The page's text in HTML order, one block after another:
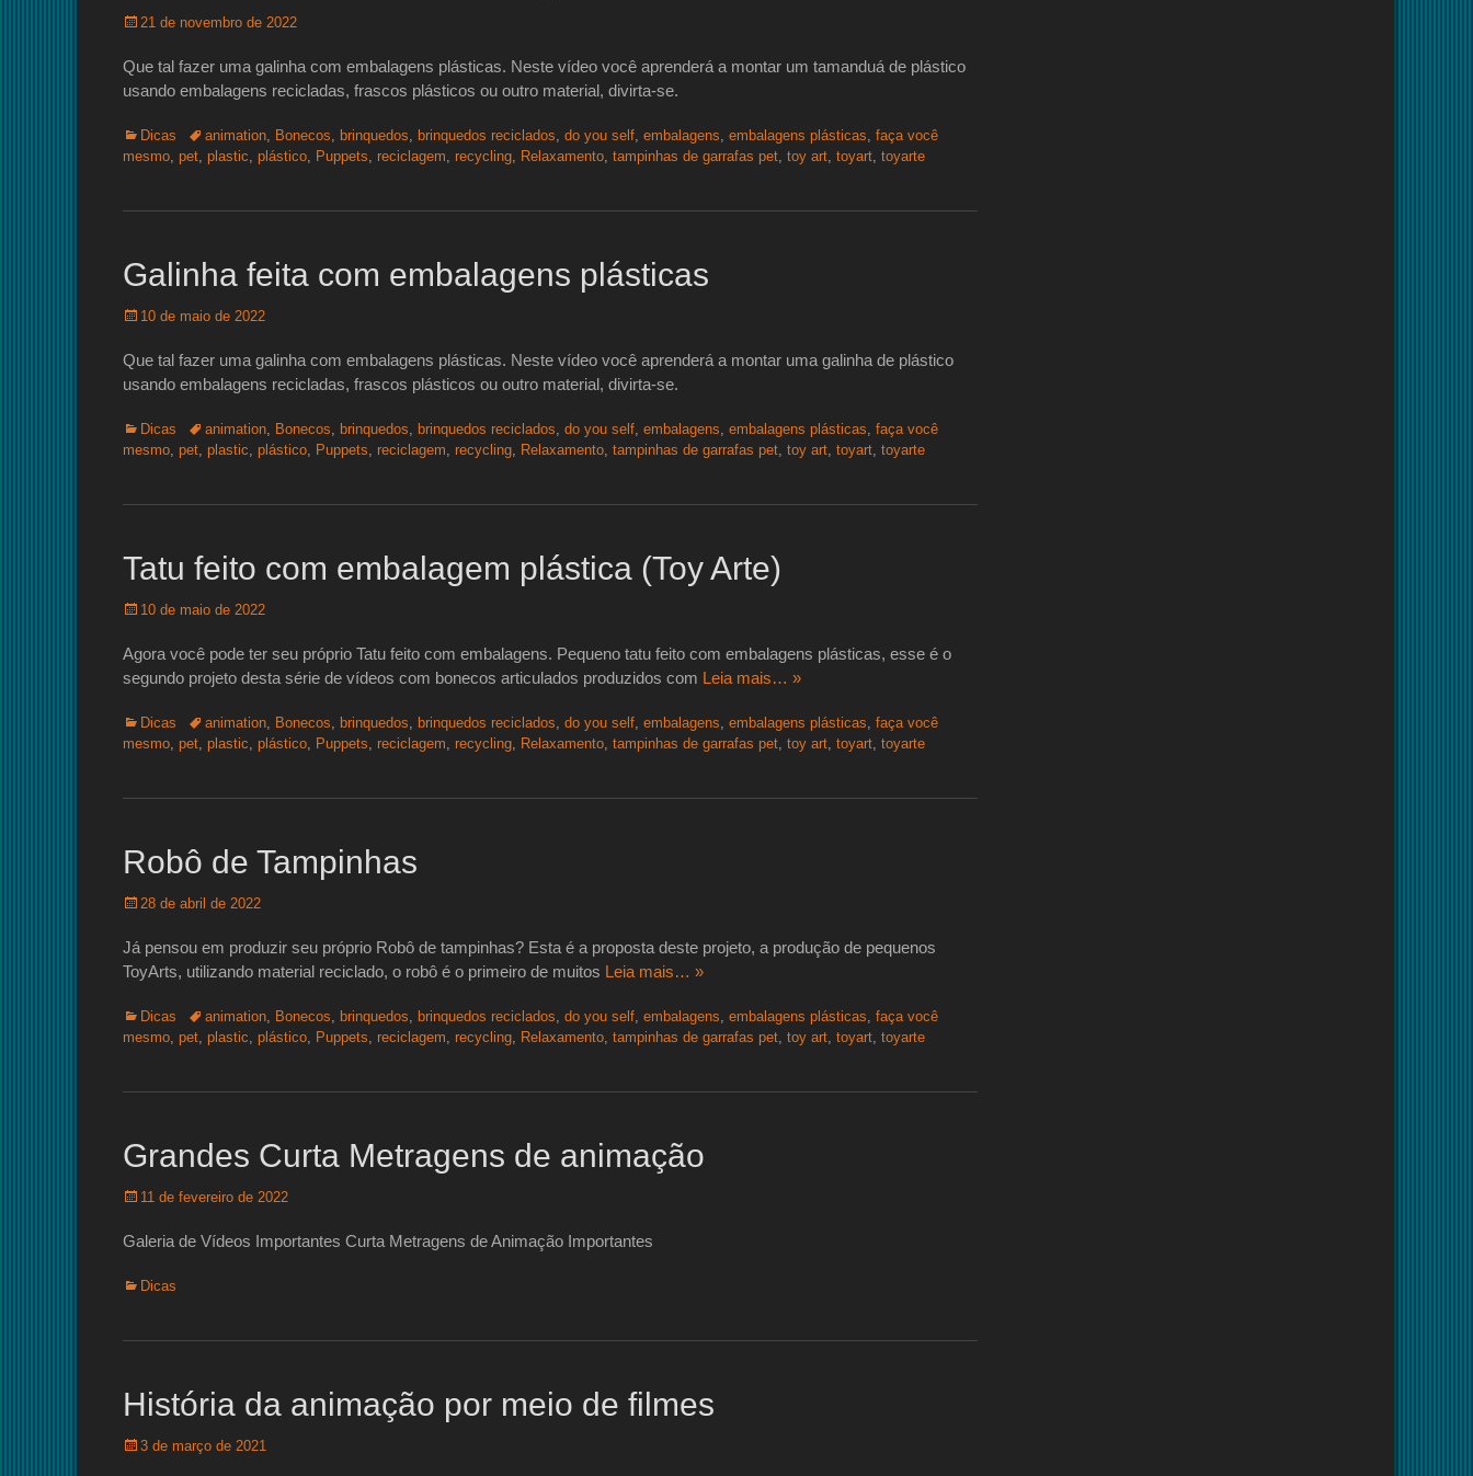
Posted
21 de novembro de 2022
Que tal fazer uma galinha com embalagens plásticas. Neste vídeo você aprenderá a montar um tamanduá de plástico
usando embalagens recicladas, frascos plásticos ou outro material, divirta-se.
Categorias:
Dicas Tags:animation, Bonecos, brinquedos, brinquedos reciclados, do you self, embalagens, embalagens plásticas, faça você
mesmo, pet, plastic, plástico, Puppets, reciclagem, recycling, Relaxamento, tampinhas de garrafas pet, toy art, toyart, toyarte
Galinha feita com embalagens plásticas
Posted
10 de maio de 2022
Que tal fazer uma galinha com embalagens plásticas. Neste vídeo você aprenderá a montar uma galinha de plástico
usando embalagens recicladas, frascos plásticos ou outro material, divirta-se.
Categorias:
Dicas Tags:animation, Bonecos, brinquedos, brinquedos reciclados, do you self, embalagens, embalagens plásticas, faça você
mesmo, pet, plastic, plástico, Puppets, reciclagem, recycling, Relaxamento, tampinhas de garrafas pet, toy art, toyart, toyarte
Tatu feito com embalagem plástica (Toy Arte)
Posted
10 de maio de 2022
Agora você pode ter seu próprio Tatu feito com embalagens. Pequeno tatu feito com embalagens plásticas, esse é o
segundo projeto desta série de vídeos com bonecos articulados produzidos com Leia mais… »
Categorias:
Dicas Tags:animation, Bonecos, brinquedos, brinquedos reciclados, do you self, embalagens, embalagens plásticas, faça você
mesmo, pet, plastic, plástico, Puppets, reciclagem, recycling, Relaxamento, tampinhas de garrafas pet, toy art, toyart, toyarte
Robô de Tampinhas
Posted
28 de abril de 2022
Já pensou em produzir seu próprio Robô de tampinhas? Esta é a proposta deste projeto, a produção de pequenos
ToyArts, utilizando material reciclado, o robô é o primeiro de muitos Leia mais… »
Categorias:
Dicas Tags:animation, Bonecos, brinquedos, brinquedos reciclados, do you self, embalagens, embalagens plásticas, faça você
mesmo, pet, plastic, plástico, Puppets, reciclagem, recycling, Relaxamento, tampinhas de garrafas pet, toy art, toyart, toyarte
Grandes Curta Metragens de animação
Posted
11 de fevereiro de 2022
Galeria de Vídeos Importantes Curta Metragens de Animação Importantes
Categorias:
Dicas
História da animação por meio de filmes
Posted
3 de março de 2021